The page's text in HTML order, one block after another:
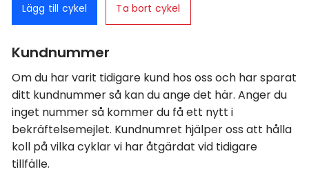
Lägg till cykel Ta bort cykel
Kundnummer
Om du har varit tidigare kund hos oss och har sparat
ditt kundnummer så kan du ange det här. Anger du
inget nummer så kommer du få ett nytt i
bekräftelsemejlet. Kundnumret hjälper oss att hålla
koll på vilka cyklar vi har åtgärdat vid tidigare
tillfälle.